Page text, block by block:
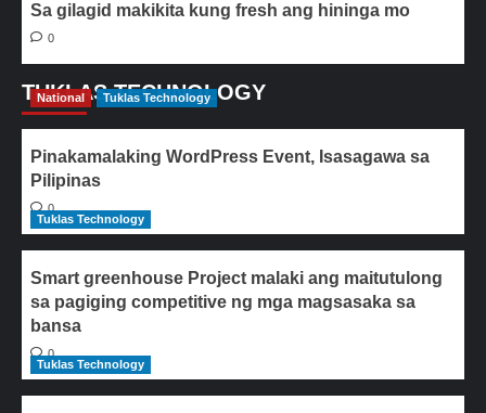
Sa gilagid makikita kung fresh ang hininga mo
0
TUKLAS TECHNOLOGY
National Tuklas Technology
Pinakamalaking WordPress Event, Isasagawa sa
Pilipinas
0
Tuklas Technology
Smart greenhouse Project malaki ang maitutulong
sa pagiging competitive ng mga magsasaka sa
bansa
0
Tuklas Technology